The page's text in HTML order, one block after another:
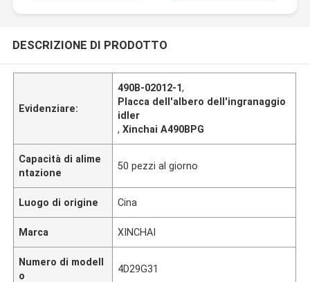
DESCRIZIONE DI PRODOTTO
Evidenziare:
490B-02012-1,
Placca dell'albero dell'ingranaggio
idler
,Xinchai A490BPG
Capacità di alime
ntazione
50 pezzi al giorno
Luogo di origine Cina
Marca XINCHAI
Numero di modell
o
4D29G31